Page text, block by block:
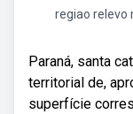
regiao relevo
Paraná, santa
territorial de,
superfície